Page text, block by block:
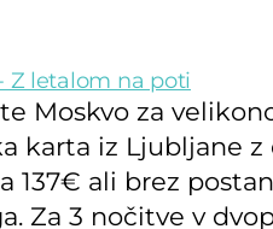
Moskvo za
karta iz Ljubljane
137€ ali brez
Za 3 nočitve v